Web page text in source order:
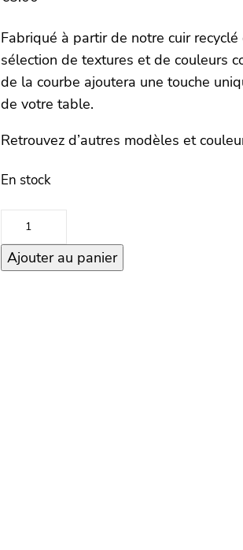
Fabriqué à partir de notre cuir
sélection de textures et de couleurs
de la courbe ajoutera une touche
de votre table.
Retrouvez d’autres modèles et
En stock
quantité
Sous
Ajouter au panier